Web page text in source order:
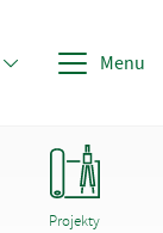
Menu
Projekty